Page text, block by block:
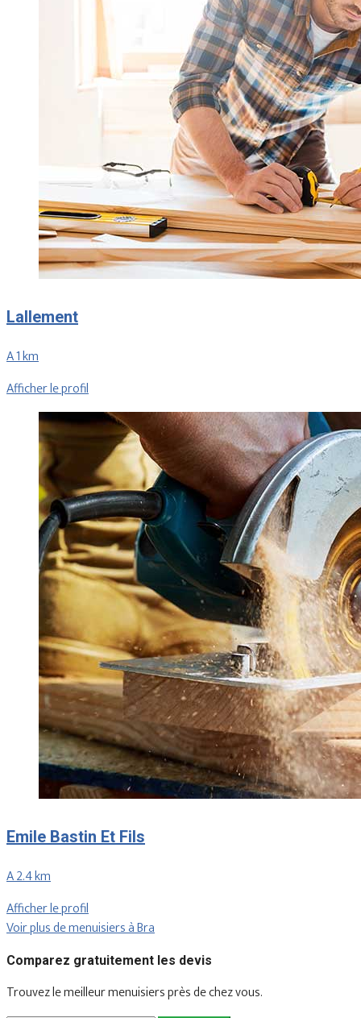
Lallement
A 1 km
Afficher le profil
Emile Bastin Et Fils
A 2.4 km
Afficher le profil
Voir plus de menuisiers à Bra
Comparez gratuitement les devis
Trouvez le meilleur menuisiers près de chez vous.